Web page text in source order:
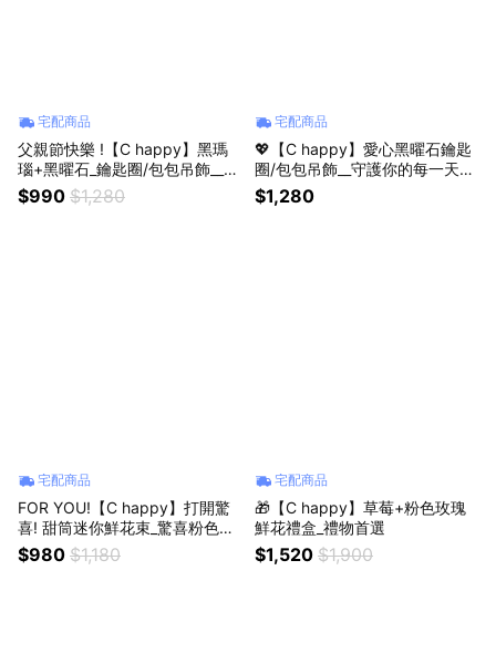
宅配商品
父親節快樂 !【C happy】黑瑪
瑙+黑曜石_鑰匙圈/包包吊飾__外
出保平安
$990 $1,280
宅配商品
💖【C happy】愛心黑曜石鑰匙
圈/包包吊飾__守護你的每一天_
生日禮物_送男生首選
$1,280
宅配商品
FOR YOU!【C happy】打開驚
喜! 甜筒迷你鮮花束_驚喜粉色款_
全省宅配
$980 $1,180
宅配商品
🎁【C happy】草莓+粉色玫瑰
鮮花禮盒_禮物首選
$1,520 $1,900